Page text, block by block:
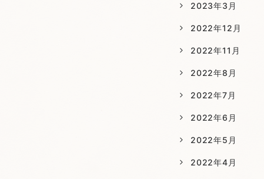
2023年3月
2022年12月
2022年11月
2022年8月
2022年7月
2022年6月
2022年5月
2022年4月